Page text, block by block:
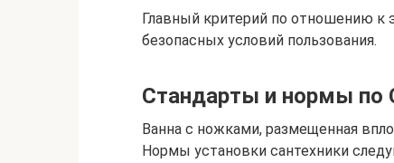
Главный критерий по отношению к
безопасных условий пользования.
Стандарты и нормы по
Ванна с ножками, размещенная
Нормы установки сантехники